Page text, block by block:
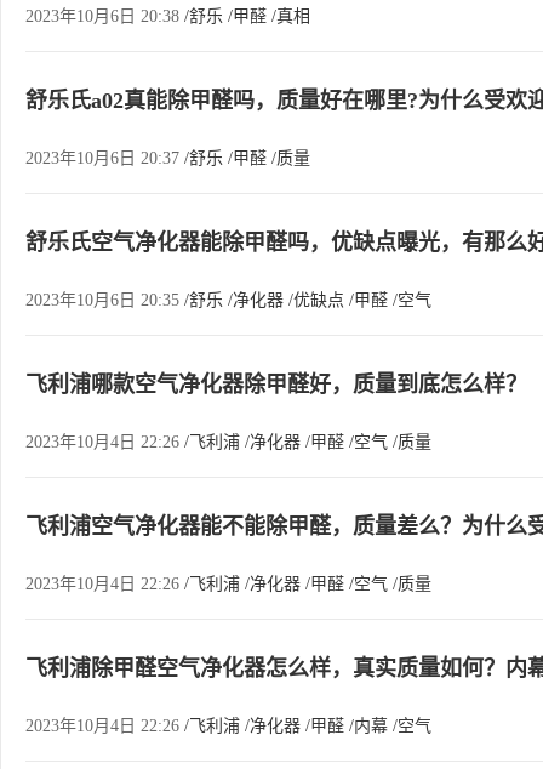
2023年10月6日 20:38 /舒乐 /甲醛 /真相
舒乐氏a02真能除甲醛吗，质量好在哪里?为什么受欢
2023年10月6日 20:37 /舒乐 /甲醛 /质量
舒乐氏空气净化器能除甲醛吗，优缺点曝光，有那么
2023年10月6日 20:35 /舒乐 /净化器 /优缺点 /甲醛 /空气
飞利浦哪款空气净化器除甲醛好，质量到底怎么样？
2023年10月4日 22:26 /飞利浦 /净化器 /甲醛 /空气 /质量
飞利浦空气净化器能不能除甲醛，质量差么？为什么
2023年10月4日 22:26 /飞利浦 /净化器 /甲醛 /空气 /质量
飞利浦除甲醛空气净化器怎么样，真实质量如何？内
2023年10月4日 22:26 /飞利浦 /净化器 /甲醛 /内幕 /空气